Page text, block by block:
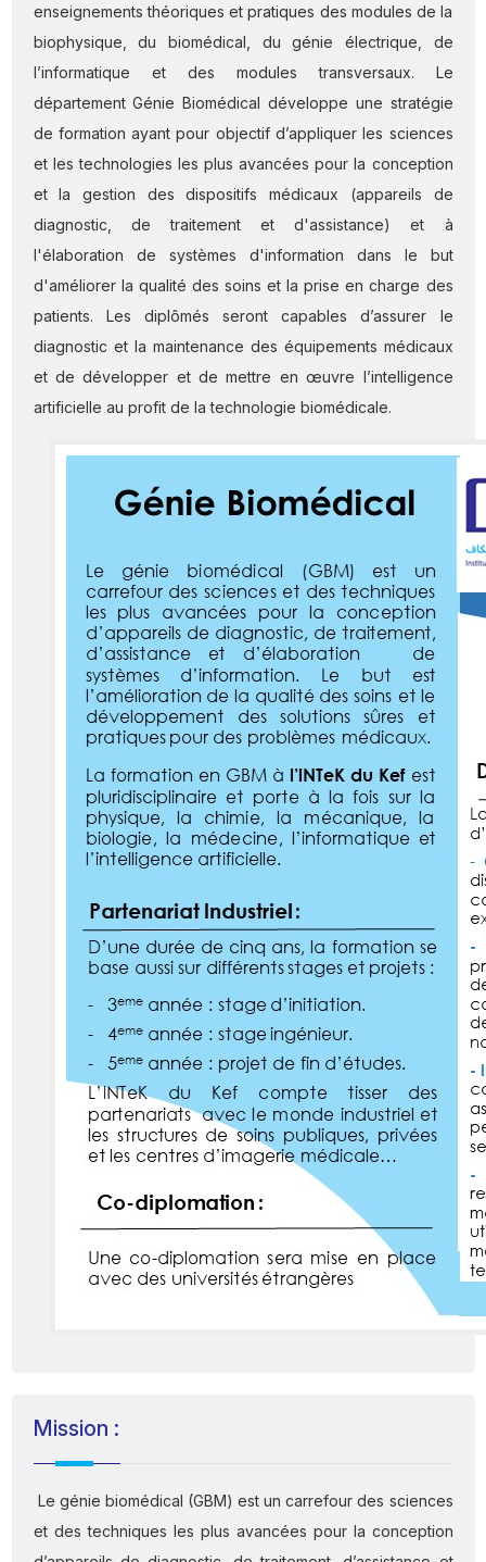
enseignements théoriques et pratiques des modules de la
biophysique, du biomédical, du génie électrique, de
l’informatique et des modules transversaux. Le
département Génie Biomédical développe une stratégie
de formation ayant pour objectif d’appliquer les sciences
et les technologies les plus avancées pour la conception
et la gestion des dispositifs médicaux (appareils de
diagnostic, de traitement et d'assistance) et à
l'élaboration de systèmes d'information dans le but
d'améliorer la qualité des soins et la prise en charge des
patients. Les diplômés seront capables d’assurer le
diagnostic et la maintenance des équipements médicaux
et de développer et de mettre en œuvre l’intelligence
artificielle au profit de la technologie biomédicale.
Mission :
Le génie biomédical (GBM) est un carrefour des sciences
et des techniques les plus avancées pour la conception